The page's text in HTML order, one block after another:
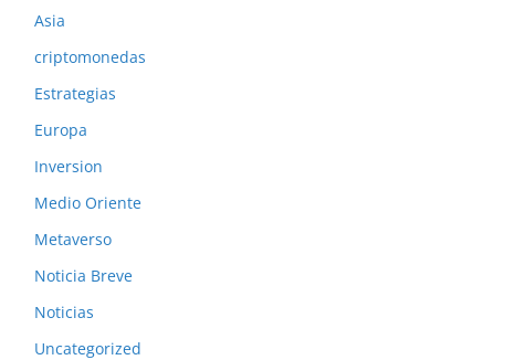
Asia
criptomonedas
Estrategias
Europa
Inversion
Medio Oriente
Metaverso
Noticia Breve
Noticias
Uncategorized